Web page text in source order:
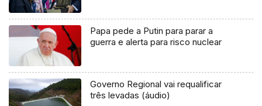
Papa pede a Putin para parar a
guerra e alerta para risco nuclear
Governo Regional vai requalificar
três levadas (áudio)